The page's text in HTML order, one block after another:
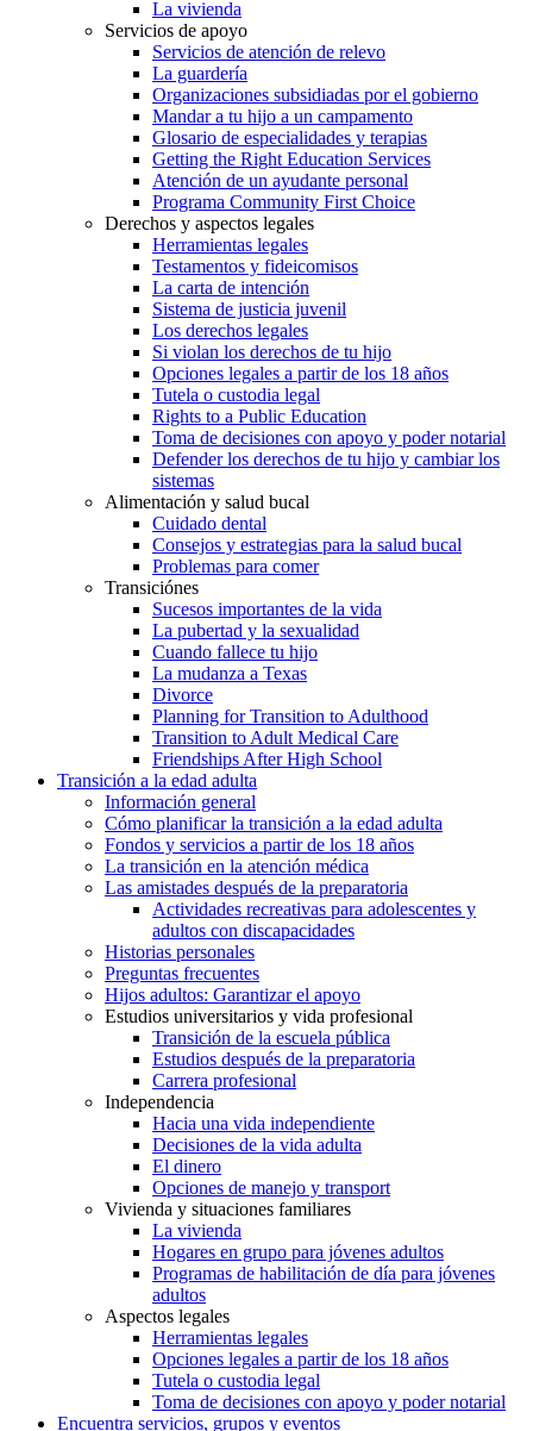
La vivienda
Servicios de apoyo
Servicios de atención de relevo
La guardería
Organizaciones subsidiadas por el gobierno
Mandar a tu hijo a un campamento
Glosario de especialidades y terapias
Getting the Right Education Services
Atención de un ayudante personal
Programa Community First Choice
Derechos y aspectos legales
Herramientas legales
Testamentos y fideicomisos
La carta de intención
Sistema de justicia juvenil
Los derechos legales
Si violan los derechos de tu hijo
Opciones legales a partir de los 18 años
Tutela o custodia legal
Rights to a Public Education
Toma de decisiones con apoyo y poder notarial
Defender los derechos de tu hijo y cambiar los
sistemas
Alimentación y salud bucal
Cuidado dental
Consejos y estrategias para la salud bucal
Problemas para comer
Transiciónes
Sucesos importantes de la vida
La pubertad y la sexualidad
Cuando fallece tu hijo
La mudanza a Texas
Divorce
Planning for Transition to Adulthood
Transition to Adult Medical Care
Friendships After High School
Transición a la edad adulta
Información general
Cómo planificar la transición a la edad adulta
Fondos y servicios a partir de los 18 años
La transición en la atención médica
Las amistades después de la preparatoria
Actividades recreativas para adolescentes y
adultos con discapacidades
Historias personales
Preguntas frecuentes
Hijos adultos: Garantizar el apoyo
Estudios universitarios y vida profesional
Transición de la escuela pública
Estudios después de la preparatoria
Carrera profesional
Independencia
Hacia una vida independiente
Decisiones de la vida adulta
El dinero
Opciones de manejo y transport
Vivienda y situaciones familiares
La vivienda
Hogares en grupo para jóvenes adultos
Programas de habilitación de día para jóvenes
adultos
Aspectos legales
Herramientas legales
Opciones legales a partir de los 18 años
Tutela o custodia legal
Toma de decisiones con apoyo y poder notarial
Encuentra servicios, grupos y eventos